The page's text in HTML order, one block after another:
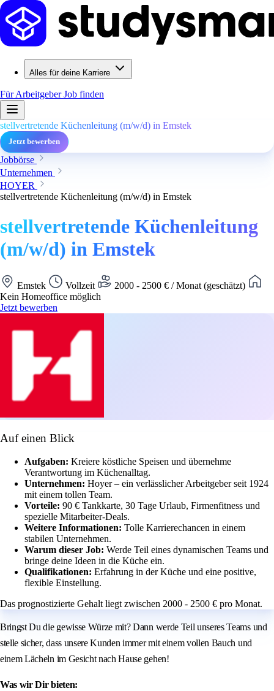
Alles für deine Karriere
Für ArbeitgeberJob finden
stellvertretende Küchenleitung (m/w/d) in Emstek
Jetzt bewerben
Jobbörse
Unternehmen
HOYER
stellvertretende Küchenleitung (m/w/d) in Emstek
stellvertretende Küchenleitung
(m/w/d) in Emstek
Emstek Vollzeit
2000 - 2500 € / Monat (geschätzt)
Kein Homeoffice möglich
Jetzt bewerben
Auf einen Blick
Aufgaben: Kreiere köstliche Speisen und übernehme
Verantwortung im Küchenalltag.
Unternehmen: Hoyer – ein verlässlicher Arbeitgeber seit 1924
mit einem tollen Team.
Vorteile: 90 € Tankkarte, 30 Tage Urlaub, Firmenfitness und
spezielle Mitarbeiter-Deals.
Weitere Informationen: Tolle Karrierechancen in einem
stabilen Unternehmen.
Warum dieser Job: Werde Teil eines dynamischen Teams und
bringe deine Ideen in die Küche ein.
Qualifikationen: Erfahrung in der Küche und eine positive,
flexible Einstellung.
Das prognostizierte Gehalt liegt zwischen 2000 - 2500 € pro Monat.
Bringst Du die gewisse Würze mit? Dann werde Teil unseres Teams und
stelle sicher, dass unsere Kunden immer mit einem vollen Bauch und
einem Lächeln im Gesicht nach Hause gehen!
Was wir Dir bieten: